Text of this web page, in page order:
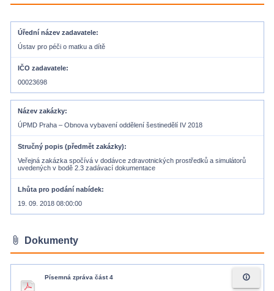
Úřední název zadavatele
Ústav pro péči o matku a dítě
IČO zadavatele
00023698
Název zakázky
ÚPMD Praha – Obnova vybavení oddělení šestinedělí IV 2018
Stručný popis (předmět zakázky)
Veřejná zakázka spočívá v dodávce zdravotnických prostředků a simulátorů
uvedených v bodě 2.3 zadávací dokumentace
Lhůta pro podání nabídek
19. 09. 2018 08:00:00
attach_file Dokumenty
Písemná zpráva část 4 info_outline